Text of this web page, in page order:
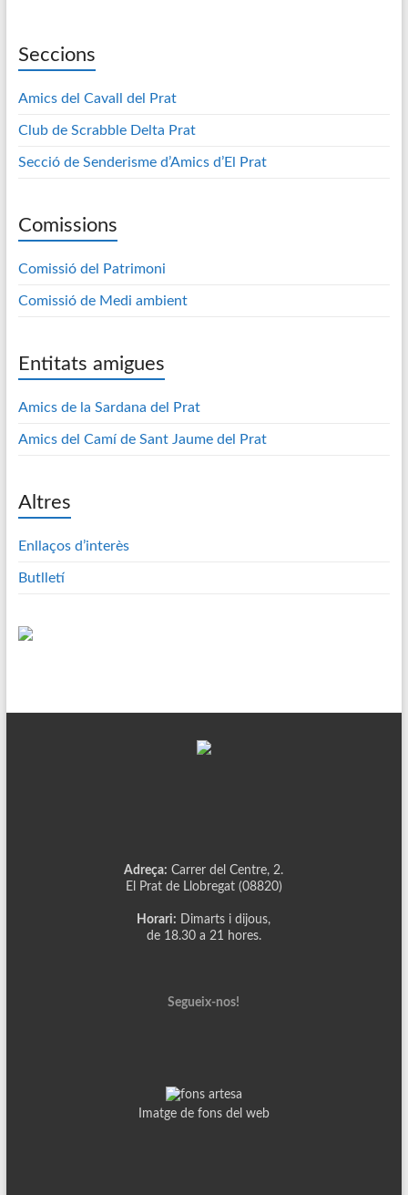
Seccions
Amics del Cavall del Prat
Club de Scrabble Delta Prat
Secció de Senderisme d’Amics d’El Prat
Comissions
Comissió del Patrimoni
Comissió de Medi ambient
Entitats amigues
Amics de la Sardana del Prat
Amics del Camí de Sant Jaume del Prat
Altres
Enllaços d’interès
Butlletí
Adreça: Carrer del Centre, 2.
El Prat de Llobregat (08820)
Horari: Dimarts i dijous,
de 18.30 a 21 hores.
Segueix-nos!
Imatge de fons del web